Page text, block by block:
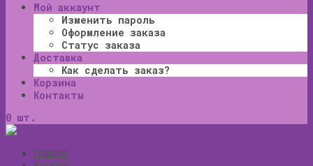
Мой аккаунт
Изменить пароль
Оформление заказа
Статус заказа
Доставка
Как сделать заказ?
Корзина
Контакты
0 шт.
Главная